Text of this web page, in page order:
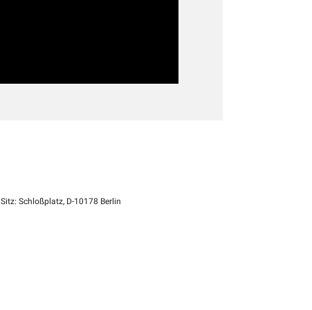
Sitz: Schloßplatz, D-10178 Berlin